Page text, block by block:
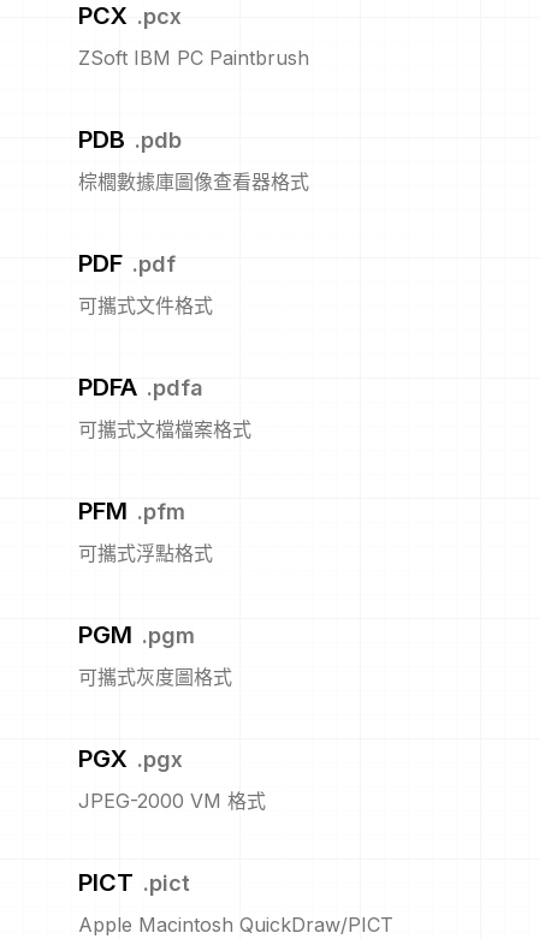
PCX .pcx
ZSoft IBM PC Paintbrush
PDB .pdb
棕櫚數據庫圖像查看器格式
PDF .pdf
可攜式文件格式
PDFA .pdfa
可攜式文檔檔案格式
PFM .pfm
可攜式浮點格式
PGM .pgm
可攜式灰度圖格式
PGX .pgx
JPEG-2000 VM 格式
PICT .pict
Apple Macintosh QuickDraw/PICT